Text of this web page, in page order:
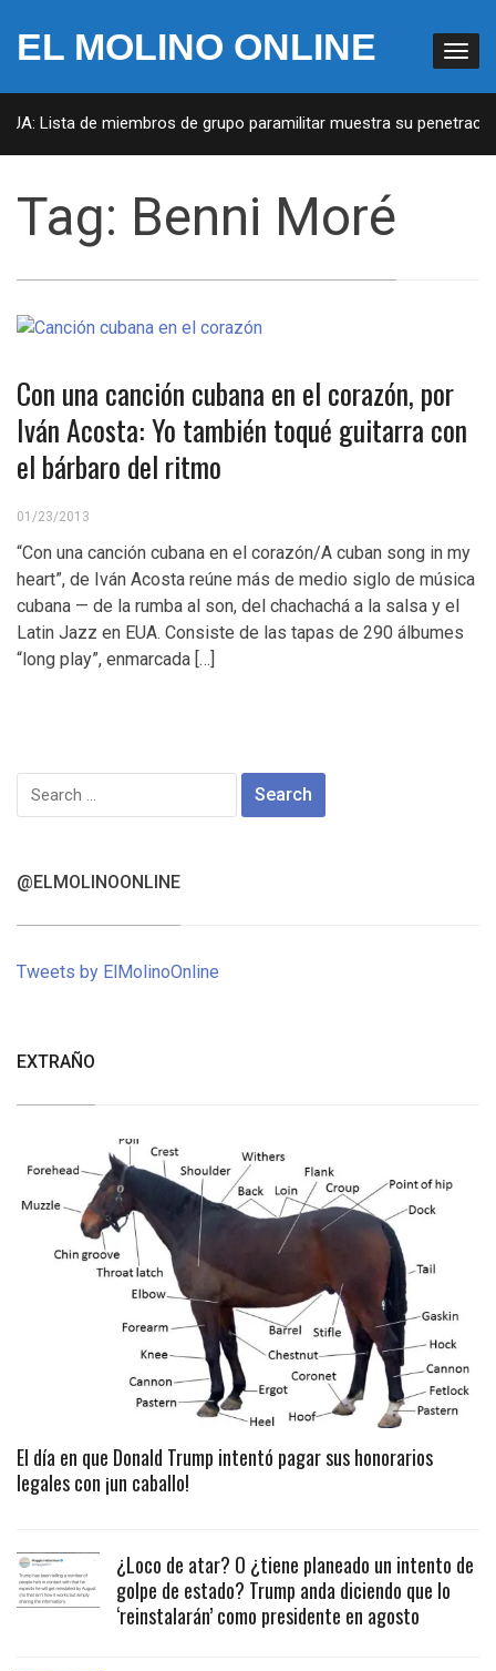
EL MOLINO ONLINE
Lista de miembros de grupo paramilitar muestra su
Tag: Benni Moré
Con una canción cubana en el corazón, por
Iván Acosta: Yo también toqué guitarra con
el bárbaro del ritmo
01/23/2013
“Con una canción cubana en el corazón/A cuban song in my
heart”, de Iván Acosta reúne más de medio siglo de música
cubana — de la rumba al son, del chachachá a la salsa y el
Latin Jazz en EUA. Consiste de las tapas de 290 álbumes
“long play”, enmarcada […]
Search
@ELMOLINOONLINE
Tweets by ElMolinoOnline
EXTRAÑO
El día en que Donald Trump intentó pagar sus honorarios
legales con ¡un caballo!
¿Loco de atar? O ¿tiene planeado un intento de
golpe de estado? Trump anda diciendo que lo
‘reinstalarán’ como presidente en agosto